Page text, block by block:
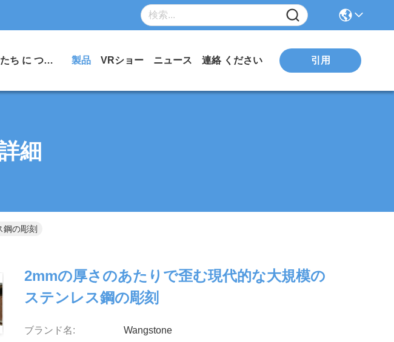
わたしたち に つい て 製品 VRショー ニュース 連絡 ください 引用
細
の彫刻
2mmの厚さのあたりで歪む現代的な大規模の
ステンレス鋼の彫刻
ブランド名: Wangstone